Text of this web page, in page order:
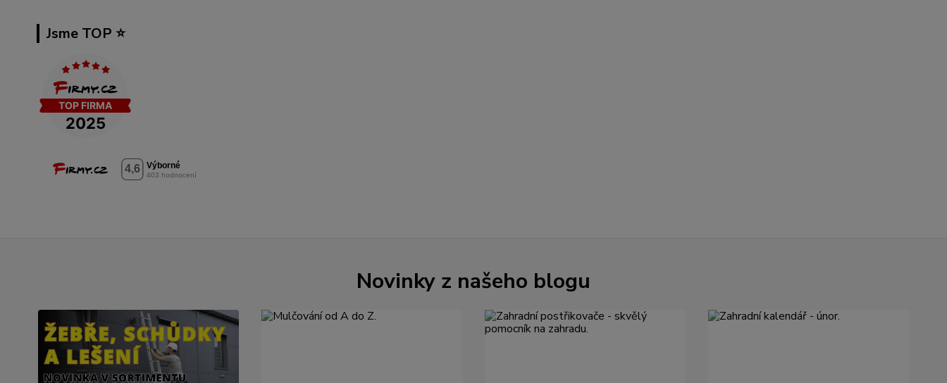
Jsme TOP ⭐️
Novinky z našeho blogu